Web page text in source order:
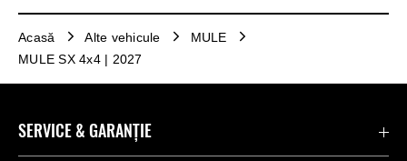
Acasă Alte vehicule
MULE
MULE SX 4x4 | 2027
SERVICE & GARANȚIE